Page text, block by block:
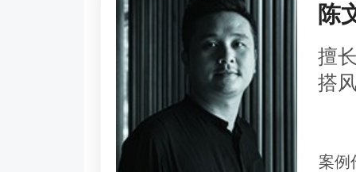
陈
擅
搭
案例